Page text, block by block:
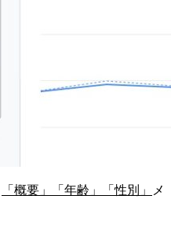
「概要」「年齢」「性別」
メ